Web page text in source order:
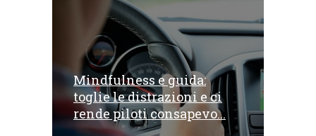
Mindfulness e guida:
toglie le distrazioni e ci
rende piloti consapevo...